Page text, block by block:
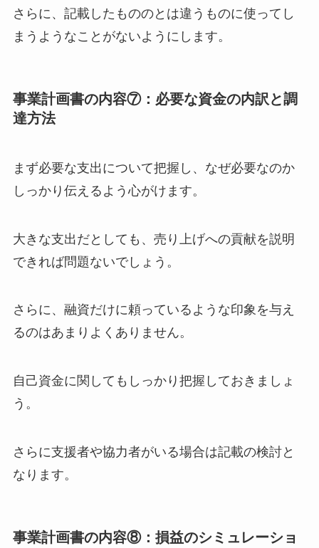
さらに、記載したもののとは違うものに使ってし
まうようなことがないようにします。
事業計画書の内容⑦：必要な資金の内訳と調
達方法
まず必要な支出について把握し、なぜ必要なのか
しっかり伝えるよう心がけます。
大きな支出だとしても、売り上げへの貢献を説明
できれば問題ないでしょう。
さらに、融資だけに頼っているような印象を与え
るのはあまりよくありません。
自己資金に関してもしっかり把握しておきましょ
う。
さらに支援者や協力者がいる場合は記載の検討と
なります。
事業計画書の内容⑧：損益のシミュレーショ